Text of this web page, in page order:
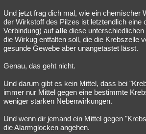
Und jetzt frag dich mal, wie ein chemischer
der Wirkstoff des Pilzes ist letztendlich eine
Verbindung) aufalle diese
die Wirkug entfalten soll, die die Krebszelle
gesunde Gewebe aber unangetastet lässt.
Genau, das geht nicht.
Und darum gibt es kein Mittel, dass bei
immer nur Mittel gegen eine bestimmte
weniger starken Nebenwirkungen.
Und wenn dir jemand ein Mittel gegen
die Alarmglocken angehen.